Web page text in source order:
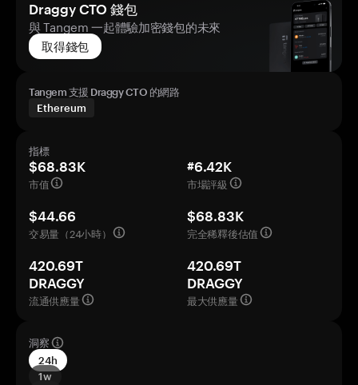
Draggy CTO 錢包
與 Tangem 一起體驗加密錢包的未來
取得錢包
Tangem 支援 Draggy CTO 的網路
Ethereum
指標
$68.83K
市值
#6.42K
市場評級
$44.66
交易量（24小時）
$68.83K
完全稀釋後估值
420.69T
DRAGGY
流通供應量
420.69T
DRAGGY
最大供應量
洞察
24h
1w